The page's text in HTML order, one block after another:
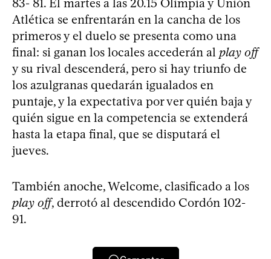
83- 81. El martes a las 20.15 Olimpia y Unión
Atlética se enfrentarán en la cancha de los
primeros y el duelo se presenta como una
final: si ganan los locales accederán al play off
y su rival descenderá, pero si hay triunfo de
los azulgranas quedarán igualados en
puntaje, y la expectativa por ver quién baja y
quién sigue en la competencia se extenderá
hasta la etapa final, que se disputará el
jueves.
También anoche, Welcome, clasificado a los
play off, derrotó al descendido Cordón 102-
91.